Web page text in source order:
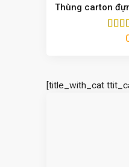
Thùng carton
Được
[title_with_cat